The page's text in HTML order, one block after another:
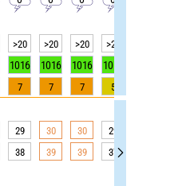
>20 >20 >20 >20
1016 1016 1016 1015
7 7 7 5
29 30 30 29
38 39 39 37